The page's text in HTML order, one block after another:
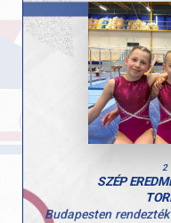
nyújtón
bronzéremmel zárta a
Kristóf szereplése
munkát és szakmai
jellemzi.
Gratulálunk
és a teljesítményhez!
SZÉP
Budapesten